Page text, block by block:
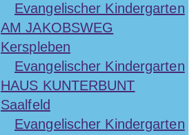
Evangelischer Kindergarten
AM JAKOBSWEG
Kerspleben
Evangelischer Kindergarten
HAUS KUNTERBUNT
Saalfeld
Evangelischer Kindergarten